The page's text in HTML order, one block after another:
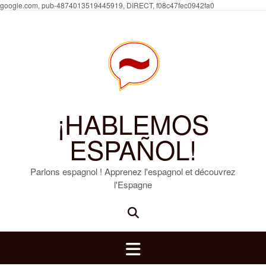
google.com, pub-4874013519445919, DIRECT, f08c47fec0942fa0
¡HABLEMOS
ESPAÑOL!
Parlons espagnol ! Apprenez l'espagnol et découvrez
l'Espagne